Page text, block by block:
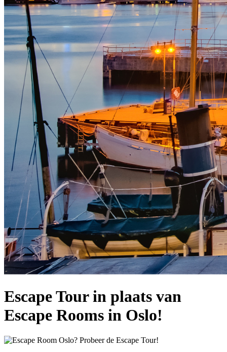
Escape Tour in plaats van
Escape Rooms in Oslo!